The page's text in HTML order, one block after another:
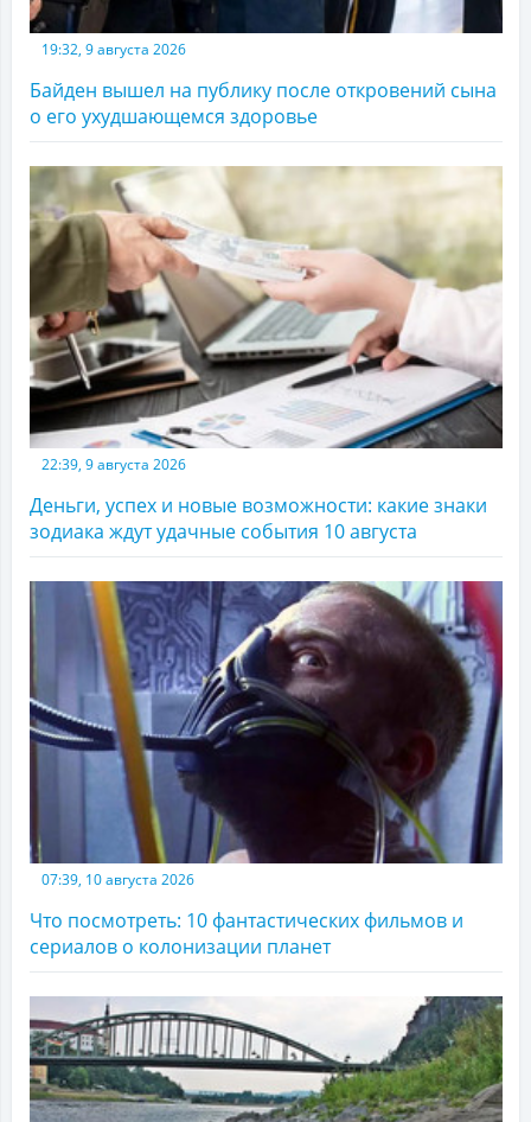
19:32, 9 августа 2026
Байден вышел на публику после откровений сына
о его ухудшающемся здоровье
22:39, 9 августа 2026
Деньги, успех и новые возможности: какие знаки
зодиака ждут удачные события 10 августа
07:39, 10 августа 2026
Что посмотреть: 10 фантастических фильмов и
сериалов о колонизации планет